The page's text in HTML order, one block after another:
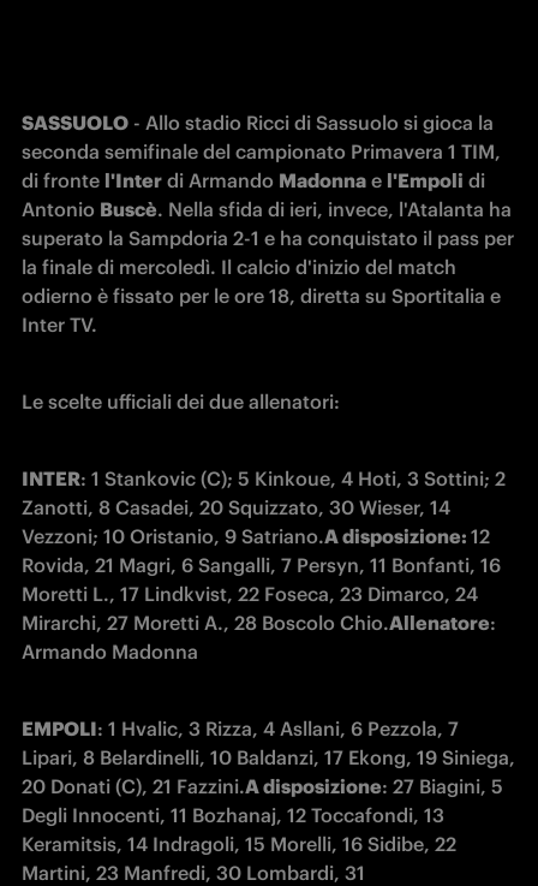
SASSUOLO - Allo stadio Ricci di Sassuolo si gioca la
seconda semifinale del campionato Primavera 1 TIM,
di fronte l'Inter di Armando Madonna e l'Empoli di
Antonio Buscè. Nella sfida di ieri, invece, l'Atalanta ha
superato la Sampdoria 2-1 e ha conquistato il pass per
la finale di mercoledì. Il calcio d'inizio del match
odierno è fissato per le ore 18, diretta su Sportitalia e
Inter TV.
Le scelte ufficiali dei due allenatori:
INTER: 1 Stankovic (C); 5 Kinkoue, 4 Hoti, 3 Sottini; 2
Zanotti, 8 Casadei, 20 Squizzato, 30 Wieser, 14
Vezzoni; 10 Oristanio, 9 Satriano.A disposizione: 12
Rovida, 21 Magri, 6 Sangalli, 7 Persyn, 11 Bonfanti, 16
Moretti L., 17 Lindkvist, 22 Foseca, 23 Dimarco, 24
Mirarchi, 27 Moretti A., 28 Boscolo Chio.Allenatore:
Armando Madonna
EMPOLI: 1 Hvalic, 3 Rizza, 4 Asllani, 6 Pezzola, 7
Lipari, 8 Belardinelli, 10 Baldanzi, 17 Ekong, 19 Siniega,
20 Donati (C), 21 Fazzini.A disposizione: 27 Biagini, 5
Degli Innocenti, 11 Bozhanaj, 12 Toccafondi, 13
Keramitsis, 14 Indragoli, 15 Morelli, 16 Sidibe, 22
Martini, 23 Manfredi, 30 Lombardi, 31